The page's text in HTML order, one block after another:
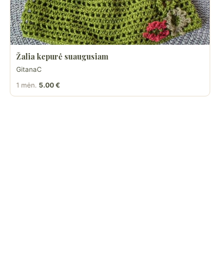
Žalia kepurė suaugusiam
GitanaC
1 mėn. 5.00 €